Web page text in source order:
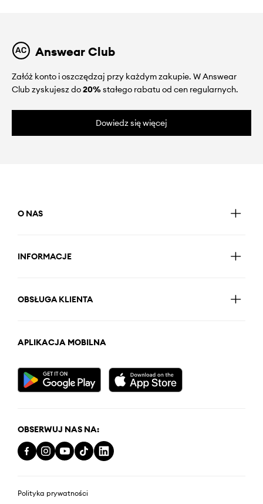
Answear Club
Załóż konto i oszczędzaj przy każdym zakupie. W Answear
Club zyskujesz do20%stałego rabatu od cen regularnych.
Dowiedz się więcej
O NAS
INFORMACJE
OBSŁUGA KLIENTA
APLIKACJA MOBILNA
OBSERWUJ NAS NA:
Polityka prywatności